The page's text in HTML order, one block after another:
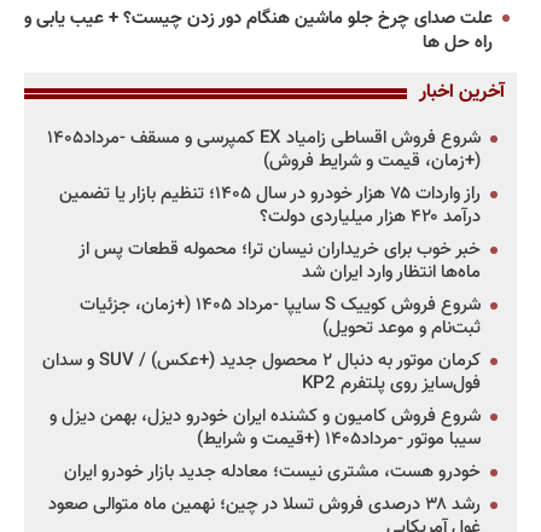
علت صدای چرخ جلو ماشین هنگام دور زدن چیست؟ + عیب یابی و
راه حل ها
آخرین اخبار
شروع فروش اقساطی زامیاد EX کمپرسی و مسقف -مرداد۱۴۰۵
(+زمان، قیمت و شرایط فروش)
راز واردات ۷۵ هزار خودرو در سال ۱۴۰۵؛ تنظیم بازار یا تضمین
درآمد ۴۲۰ هزار میلیاردی دولت؟
خبر خوب برای خریداران نیسان ترا؛ محموله قطعات پس از
ماه‌ها انتظار وارد ایران شد
شروع فروش کوییک S سایپا -مرداد ۱۴۰۵ (+زمان، جزئیات
ثبت‌نام و موعد تحویل)
کرمان موتور به دنبال ۲ محصول جدید (+عکس) / SUV و سدان
فول‌سایز روی پلتفرم KP2
شروع فروش کامیون و کشنده ایران خودرو دیزل، بهمن دیزل و
سیبا موتور -مرداد۱۴۰۵ (+قیمت و شرایط)
خودرو هست، مشتری نیست؛ معادله جدید بازار خودرو ایران
رشد ۳۸ درصدی فروش تسلا در چین؛ نهمین ماه متوالی صعود